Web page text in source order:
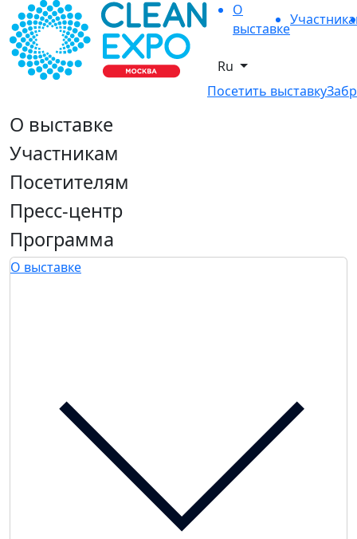
О
выставке
Ru
Посетить выставку
О выставке
Участникам
Посетителям
Пресс-центр
Программа
О выставке